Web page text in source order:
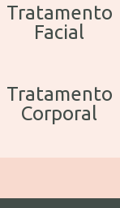
Tratamento
Facial
Tratamento
Corporal